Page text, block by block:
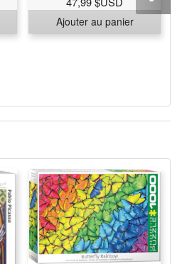
Ajouter au panier